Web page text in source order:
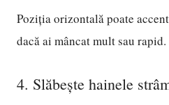
Poziția orizontală poate
dacă ai mâncat mult sau rapid.
4. Slăbește hainele